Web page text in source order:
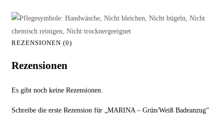
REZENSIONEN (0)
Rezensionen
Es gibt noch keine Rezensionen.
Schreibe die erste Rezension für „MARINA – Grün/Weiß Badeanzug“